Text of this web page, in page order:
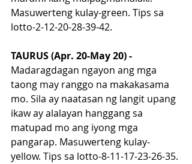
Masuwerteng kulay-green. Tips sa
lotto-2-12-20-28-39-42.
TAURUS (Apr. 20-May 20) -
Madaragdagan ngayon ang mga
taong may ranggo na makakasama
mo. Sila ay naatasan ng langit upang
ikaw ay alalayan hanggang sa
matupad mo ang iyong mga
pangarap. Masuwerteng kulay-
yellow. Tips sa lotto-8-11-17-23-26-35.